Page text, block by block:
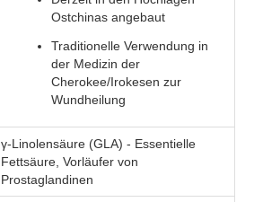
Ostchinas angebaut
Traditionelle Verwendung in
der Medizin der
Cherokee/Irokesen zur
Wundheilung
γ-Linolensäure (GLA) - Essentielle
Fettsäure, Vorläufer von
Prostaglandinen